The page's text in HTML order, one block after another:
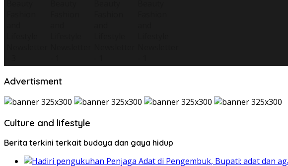
Advertisment
Culture and lifestyle
Berita terkini terkait budaya dan gaya hidup